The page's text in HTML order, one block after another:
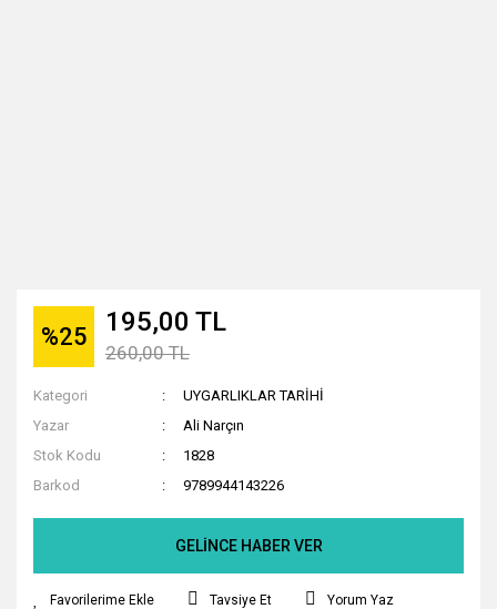
%25 195,00 TL
260,00 TL
Kategori
UYGARLIKLAR TARİHİ
Yazar
Ali Narçın
Stok Kodu
1828
Barkod
9789944143226
GELİNCE HABER VER
Tavsiye Et Yorum Yaz